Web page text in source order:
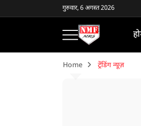
गुरुवार, 6 अगस्त 2026
Home ट्रेंडिंग न्यूज़